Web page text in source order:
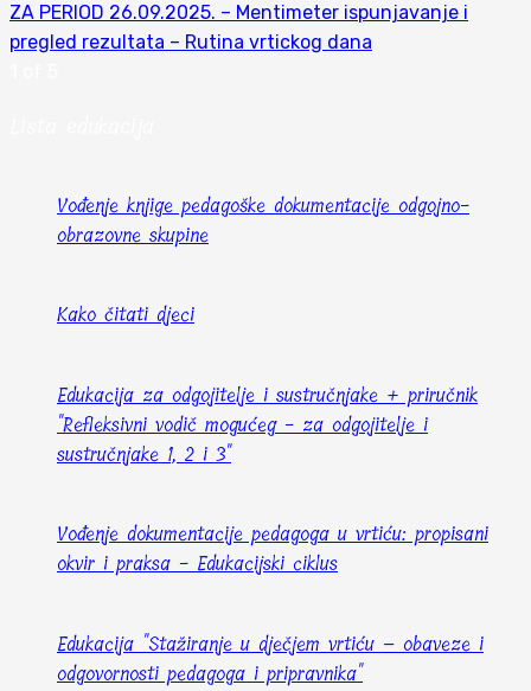
ZA PERIOD 26.09.2025. – Mentimeter ispunjavanje i
pregled rezultata – Rutina vrtickog dana
Vođenje knjige pedagoške dokumentacije odgojno-
obrazovne skupine
Kako čitati djeci
Edukacija za odgojitelje i sustručnjake + priručnik
"Refleksivni vodič mogućeg - za odgojitelje i
sustručnjake 1, 2 i 3"
Vođenje dokumentacije pedagoga u vrtiću: propisani
okvir i praksa - Edukacijski ciklus
Edukacija "Stažiranje u dječjem vrtiću – obaveze i
odgovornosti pedagoga i pripravnika"